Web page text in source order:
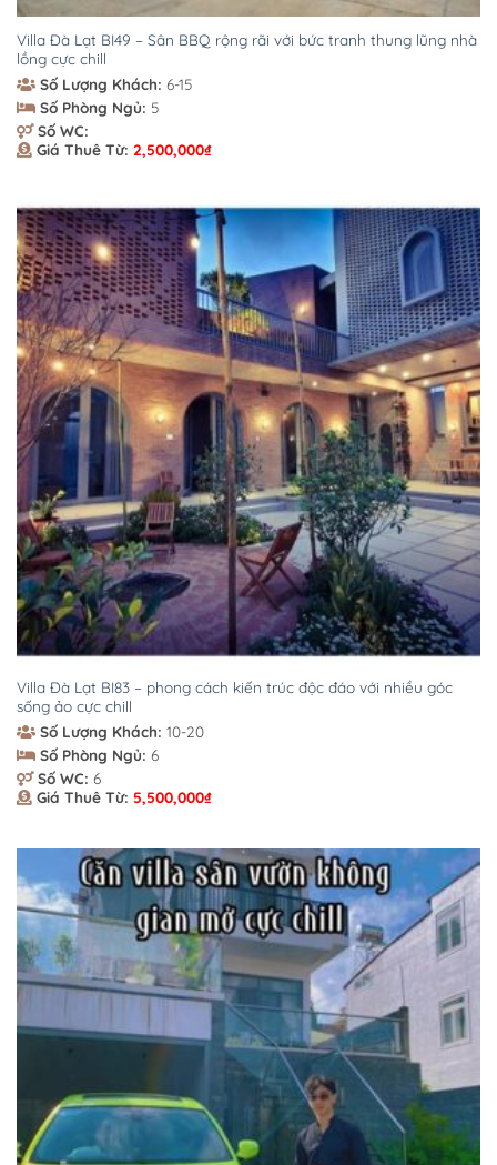
Villa Đà Lạt BI49 – Sân BBQ rộng rãi với bức tranh thung lũng nhà
lồng cực chill
Số Lượng Khách: 6-15
Số Phòng Ngủ: 5
Số WC:
Giá Thuê Từ: 2,500,000₫
Villa Đà Lạt BI83 – phong cách kiến trúc độc đáo với nhiều góc
sống ảo cực chill
Số Lượng Khách: 10-20
Số Phòng Ngủ: 6
Số WC: 6
Giá Thuê Từ: 5,500,000₫